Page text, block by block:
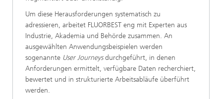
Um diese Herausforderungen systematisch zu
adressieren, arbeitet FLUORBEST eng mit Experten aus
Industrie, Akademia und Behörde zusammen. An
ausgewählten Anwendungsbeispielen werden
sogenannte User Journeysdurchgeführt, in denen
Anforderungen ermittelt, verfügbare Daten recherchiert,
bewertet und in strukturierte Arbeitsabläufe überführt
werden.